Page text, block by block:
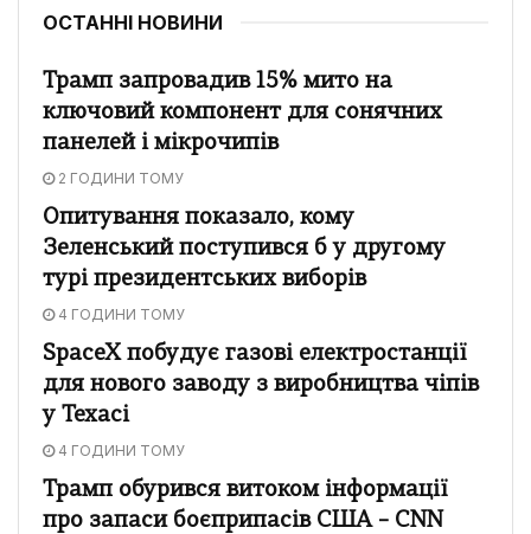
ОСТАННІ НОВИНИ
Трамп запровадив 15% мито на
ключовий компонент для сонячних
панелей і мікрочипів
2 ГОДИНИ ТОМУ
Опитування показало, кому
Зеленський поступився б у другому
турі президентських виборів
4 ГОДИНИ ТОМУ
SpaceX побудує газові електростанції
для нового заводу з виробництва чіпів
у Техасі
4 ГОДИНИ ТОМУ
Трамп обурився витоком інформації
про запаси боєприпасів США – CNN